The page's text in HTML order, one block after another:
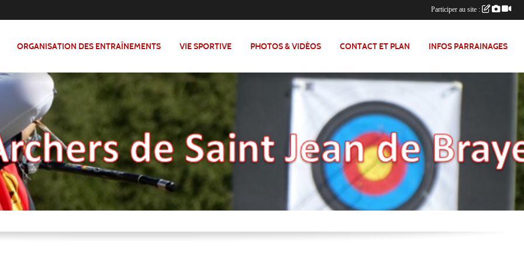
ORGANISATION DES ENTRAÎNEMENTS VIE SPORTIVE PHOTOS & VIDÉOS CONTACT ET PLAN INFOS PARRAINAGES
Participer au site :